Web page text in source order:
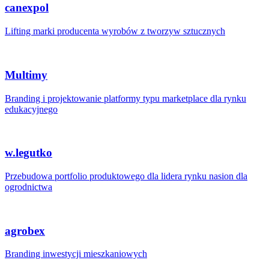
canexpol
Lifting marki producenta wyrobów z tworzyw sztucznych
Multimy
Branding i projektowanie platformy typu marketplace dla rynku
edukacyjnego
w.legutko
Przebudowa portfolio produktowego dla lidera rynku nasion dla
ogrodnictwa
agrobex
Branding inwestycji mieszkaniowych